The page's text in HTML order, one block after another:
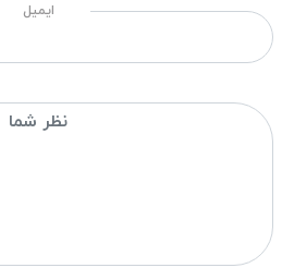
ایمیل